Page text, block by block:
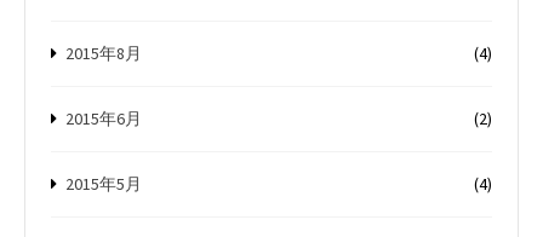
2015年8月 (4)
2015年6月 (2)
2015年5月 (4)